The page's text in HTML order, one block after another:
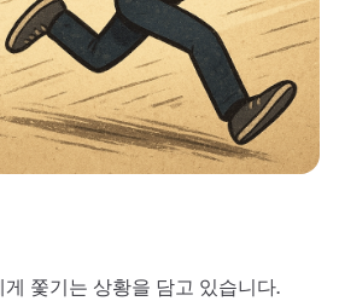
쫓기는 상황을 담고 있습니다.